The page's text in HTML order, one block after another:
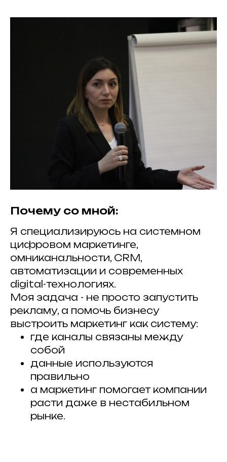
Почему со мной:
Я специализируюсь на системном
цифровом маркетинге,
омниканальности, CRM,
автоматизации и современных
digital-технологиях.
Моя задача - не просто запустить
рекламу, а помочь бизнесу
выстроить маркетинг как систему:
где каналы связаны между
собой
данные используются
правильно
а маркетинг помогает компании
расти даже в нестабильном
рынке.